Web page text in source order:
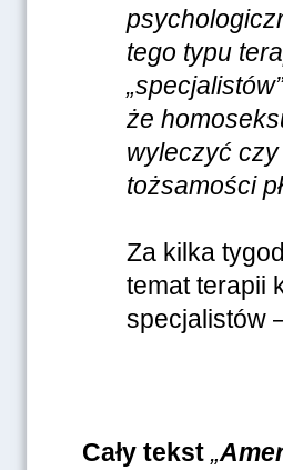
tego typu
że
wyleczyć
tożsamości
Za kilka
temat terapii
specjalistów
Cały tekst „